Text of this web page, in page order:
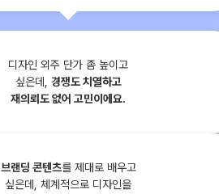
디자인 외주 단가 좀 높이고
싶은데, 경쟁도 치열하고
재의뢰도 없어 고민이에요.
브랜딩 콘텐츠를 제대로 배우고
싶은데, 체계적으로 디자인을